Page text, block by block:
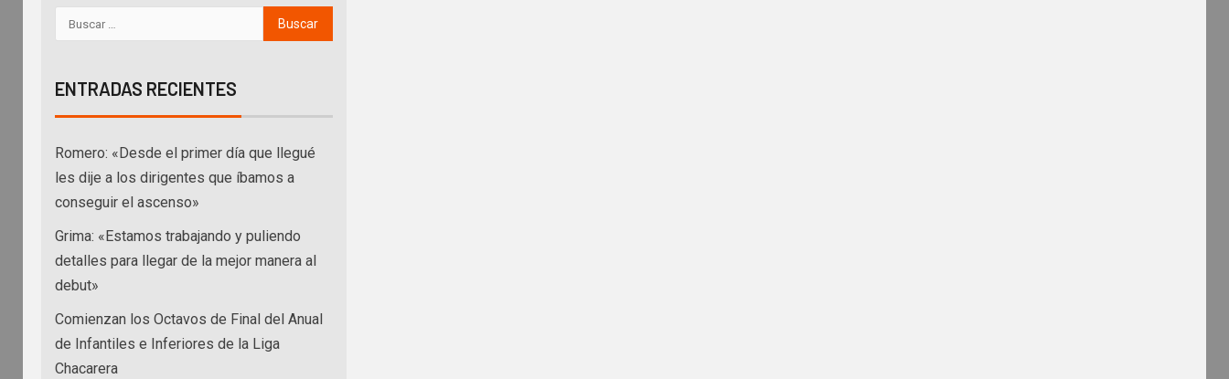
ENTRADAS RECIENTES
Romero: «Desde el primer día que llegué
les dije a los dirigentes que íbamos a
conseguir el ascenso»
Grima: «Estamos trabajando y puliendo
detalles para llegar de la mejor manera al
debut»
Comienzan los Octavos de Final del Anual
de Infantiles e Inferiores de la Liga
Chacarera